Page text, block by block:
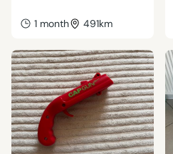
1 month 491km